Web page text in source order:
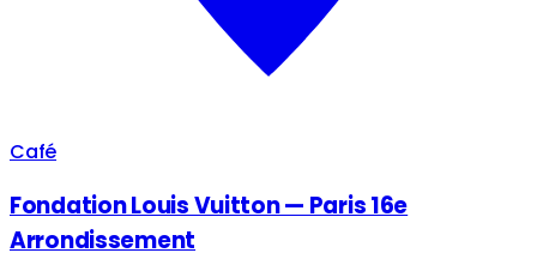
Café
Fondation Louis Vuitton — Paris 16e
Arrondissement